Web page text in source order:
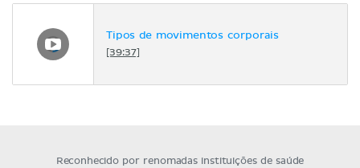
Tipos de movimentos corporais
[39:37]
Reconhecido por renomadas instituições de saúde